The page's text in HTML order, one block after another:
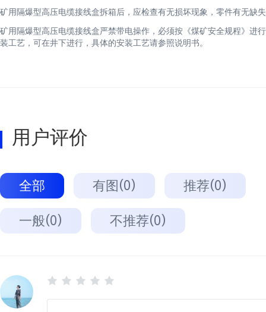
矿用隔爆型高压电缆接线盒拆箱后，应检查有无损坏现象，零件有无缺
矿用隔爆型高压电缆接线盒严禁带电操作，必须按《煤矿安全规程》进
装工艺，可在井下进行，具体的安装工艺请参照说明书。
用户评价
全部 有图(0) 推荐(0)
一般(0) 不推荐(0)